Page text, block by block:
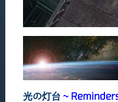
光の灯台 ~